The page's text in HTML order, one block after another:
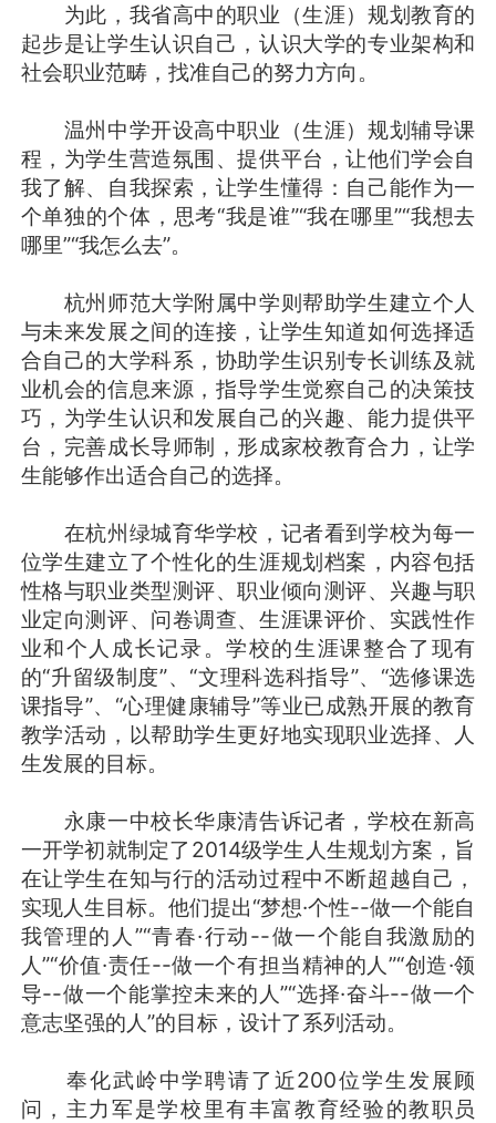
为此，我省高中的职业（生涯）规划教育的
起步是让学生认识自己，认识大学的专业架构和
社会职业范畴，找准自己的努力方向。
温州中学开设高中职业（生涯）规划辅导课
程，为学生营造氛围、提供平台，让他们学会自
我了解、自我探索，让学生懂得：自己能作为一
个单独的个体，思考“我是谁”“我在哪里”“我想去
哪里”“我怎么去”。
杭州师范大学附属中学则帮助学生建立个人
与未来发展之间的连接，让学生知道如何选择适
合自己的大学科系，协助学生识别专长训练及就
业机会的信息来源，指导学生觉察自己的决策技
巧，为学生认识和发展自己的兴趣、能力提供平
台，完善成长导师制，形成家校教育合力，让学
生能够作出适合自己的选择。
在杭州绿城育华学校，记者看到学校为每一
位学生建立了个性化的生涯规划档案，内容包括
性格与职业类型测评、职业倾向测评、兴趣与职
业定向测评、问卷调查、生涯课评价、实践性作
业和个人成长记录。学校的生涯课整合了现有
的“升留级制度”、“文理科选科指导”、“选修课选
课指导”、“心理健康辅导”等业已成熟开展的教育
教学活动，以帮助学生更好地实现职业选择、人
生发展的目标。
永康一中校长华康清告诉记者，学校在新高
一开学初就制定了2014级学生人生规划方案，旨
在让学生在知与行的活动过程中不断超越自己，
实现人生目标。他们提出“梦想·个性--做一个能自
我管理的人”“青春·行动--做一个能自我激励的
人”“价值·责任--做一个有担当精神的人”“创造·领
导--做一个能掌控未来的人”“选择·奋斗--做一个
意志坚强的人”的目标，设计了系列活动。
奉化武岭中学聘请了近200位学生发展顾
问，主力军是学校里有丰富教育经验的教职员